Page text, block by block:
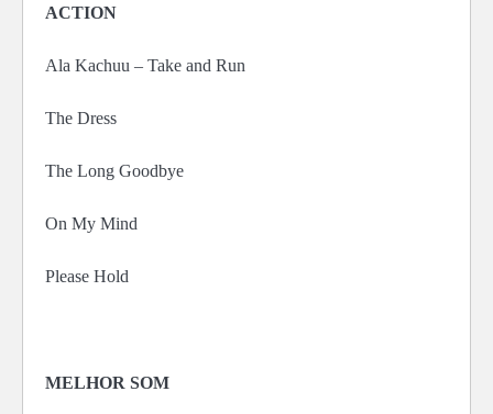
ACTION
Ala Kachuu – Take and Run
The Dress
The Long Goodbye
On My Mind
Please Hold
MELHOR SOM